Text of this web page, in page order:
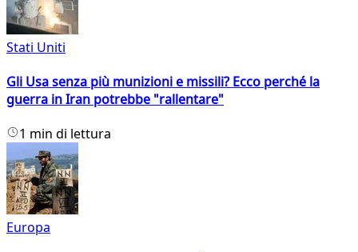
Stati Uniti
Gli Usa senza più munizioni e missili? Ecco perché la
guerra in Iran potrebbe "rallentare"
1 min di lettura
Europa